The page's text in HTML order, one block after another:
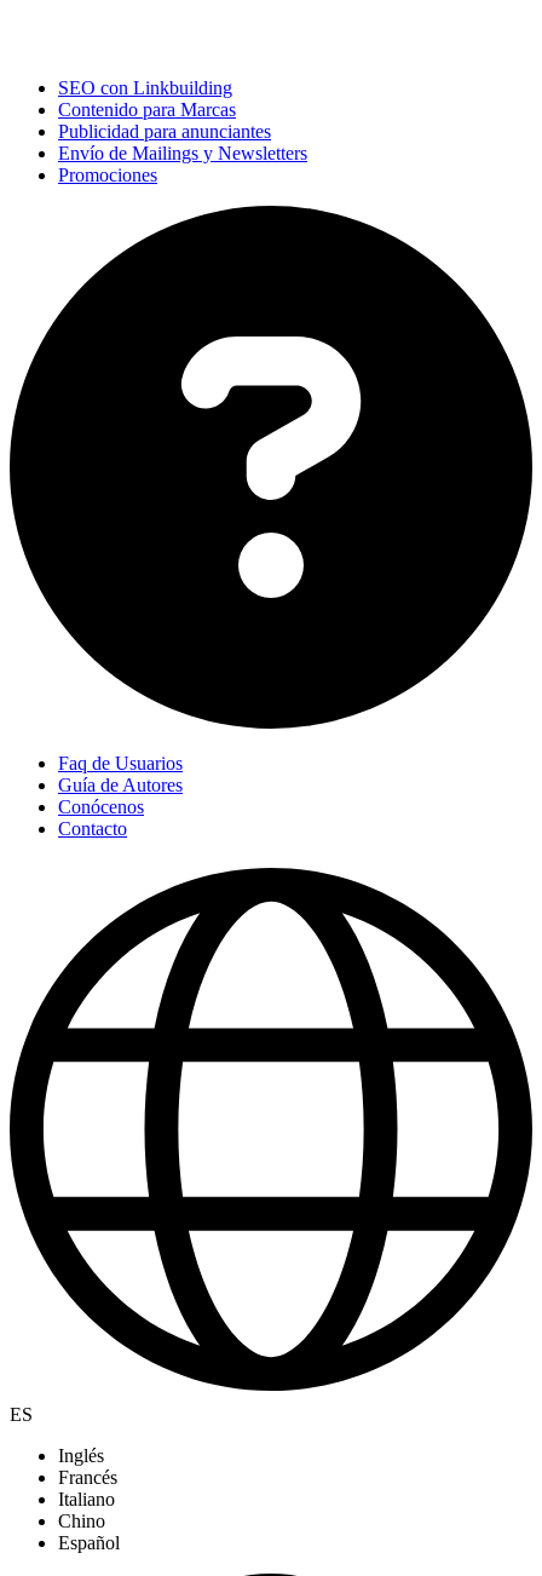
SEO con Linkbuilding
Contenido para Marcas
Publicidad para anunciantes
Envío de Mailings y Newsletters
Promociones
Faq de Usuarios
Guía de Autores
Conócenos
Contacto
ES
Inglés
Francés
Italiano
Chino
Español